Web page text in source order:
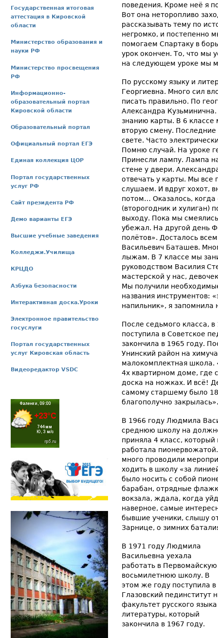
поведения. Кроме неё я
Вот она неторопливо
рассказывать тему по
негромко, и постепенно
помогаем Спартаку в
урок окончен. То, что мы
на следующем уроке мы
По русскому языку и
Георгиевна. Много сил
писать правильно. По
Александра
знанию карты. В 6
вторую смену.
свете. Часто
Помню случай. На уроке
Принесли лампу. Лампа
стене у двери.
отвечать у карты. Мы все
слушаем. И вдруг хохот,
потом… Оказалось, когда
(второгодник и хулиган)
выходу. Пока мы
убежал. На другой день
полётов». Досталось
Васильевич Баташев.
лыжам. В 7 классе мы
руководством Василия
мастерской у нас,
Мы получили
названия инструментов:
напильник», я запомнила
После седьмого класса,
поступила в Советское
закончила в 1965 году.
Унинский район на
малокомплектная школа.
4х квартирном доме, где
доска на ножках. И всё!
самому старшему было
благополучно закрылась».
В 1966 году Людмила
среднюю школу на
приняла 4 класс,
работала
много проводили
ходить в школу «за
было носить с собой
барабан, отрядные
вокзала, ждала, когда
наверное, самые
бывшие ученики, слышу
Зарнице, о зимних
В 1971 году Людмила
Васильевна уехала
работать в Первомайскую
восьмилетнюю школу. В
этом же году поступила в
Глазовский пединститут
факультет русского
литературы, который
закончила в 1967 году.
Государственная итоговая
аттестация в Кировской
области
Министерство образования и
науки РФ
Министерство просвещения
РФ
Информационно-
образовательный портал
Кировской области
Образовательный портал
Официальный портал ЕГЭ
Единая коллекция ЦОР
Портал государственных
услуг РФ
Сайт президента РФ
Демо варианты ЕГЭ
Высшие учебные заведения
Колледжи.Училища
КРЦДО
Азбука безопасности
Интерактивная доска.Уроки
Электронное правительство
госуслуги
Портал государственных
услуг Кировская область
Видеоредактор VSDC